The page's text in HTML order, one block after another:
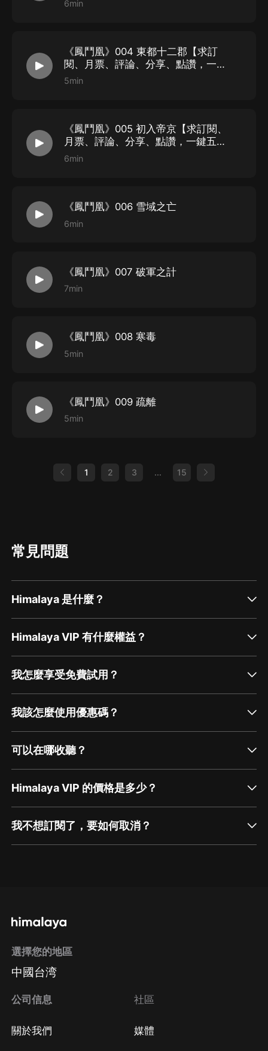
6min
《鳳鬥凰》004 東都十二郡【求訂
閱、月票、評論、分享、點讚，一鍵
五連】
5min
《鳳鬥凰》005 初入帝京【求訂閱、
月票、評論、分享、點讚，一鍵五
連】
6min
《鳳鬥凰》006 雪域之亡
6min
《鳳鬥凰》007 破軍之計
7min
《鳳鬥凰》008 寒毒
5min
《鳳鬥凰》009 疏離
5min
1 2 3 ... 15
常見問題
Himalaya 是什麼？
Himalaya VIP 有什麼權益？
我怎麼享受免費試用？
我該怎麼使用優惠碼？
可以在哪收聽？
Himalaya VIP 的價格是多少？
我不想訂閱了，要如何取消？
方法 Google Play取消訂閱方法
選擇您的地區
中國台湾
公司信息
關於我們
社區
媒體